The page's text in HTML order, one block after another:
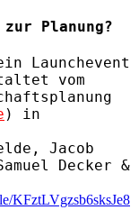
Planung?
Launchevent
vom
) in
Jacob
Decker &
KFztLVgzsb6sksJe8